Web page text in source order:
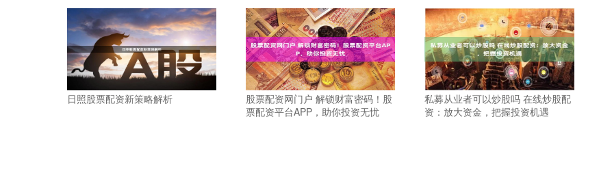
日照股票配资新策略解析
股票配资网门户 解锁财富密码！股
票配资平台APP，助你投资无忧
私募从业者可以炒股吗 在线炒股配
资：放大资金，把握投资机遇